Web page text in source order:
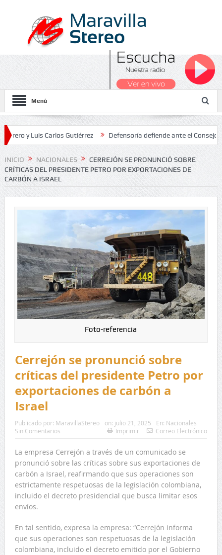
Menú
Carlos Gutiérrez Defensoría defiende ante el Consejo de
Nacionales 2026
INICIO NACIONALES
CERREJÓN SE PRONUNCIÓ SOBRE
CRÍTICAS DEL PRESIDENTE PETRO POR EXPORTACIONES DE
CARBÓN A ISRAEL
Foto-referencia
Cerrejón se pronunció sobre
críticas del presidente Petro por
exportaciones de carbón a
Israel
Publicado por: MaravillaStereo on: julio 21, 2025 En: Nacionales
Sin Comentarios
Imprimir Correo Electrónico
La empresa Cerrejón a través de un comunicado se
pronunció sobre las críticas sobre sus exportaciones de
carbón a Israel, reafirmando que sus operaciones son
estrictamente respetuosas de la legislación colombiana,
incluido el decreto presidencial que busca limitar esos
envíos.
En tal sentido, expresa la empresa: “Cerrejón informa
que sus operaciones son respetuosas de la legislación
colombiana, incluido el decreto emitido por el Gobierno